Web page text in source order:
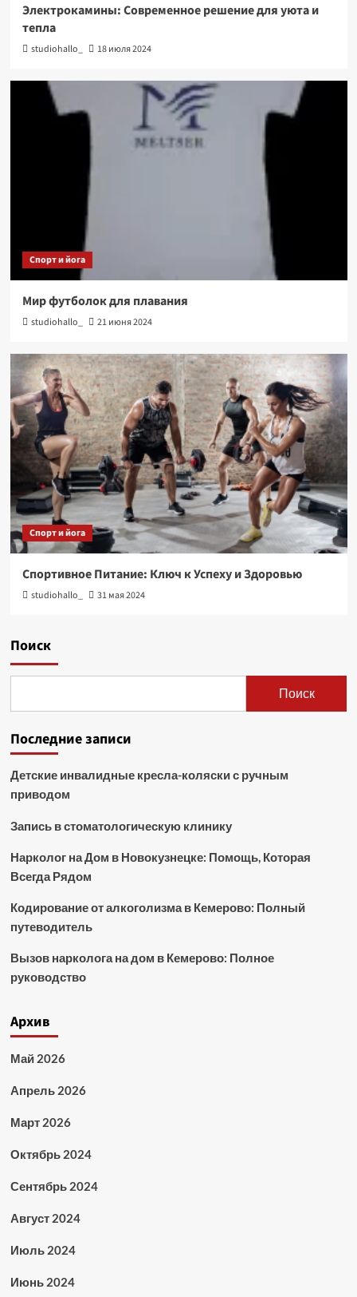
Электрокамины: Современное решение для уюта и
тепла
studiohallo_ 18 июля 2024
Спорт и йога
Мир футболок для плавания
studiohallo_ 21 июня 2024
Спорт и йога
Спортивное Питание: Ключ к Успеху и Здоровью
studiohallo_ 31 мая 2024
Поиск
Поиск
Последние записи
Детские инвалидные кресла-коляски с ручным
приводом
Запись в стоматологическую клинику
Нарколог на Дом в Новокузнецке: Помощь, Которая
Всегда Рядом
Кодирование от алкоголизма в Кемерово: Полный
путеводитель
Вызов нарколога на дом в Кемерово: Полное
руководство
Архив
Май 2026
Апрель 2026
Март 2026
Октябрь 2024
Сентябрь 2024
Август 2024
Июль 2024
Июнь 2024